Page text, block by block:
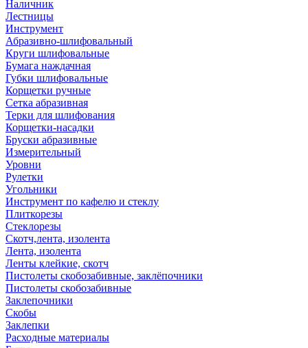
Наличник
Лестницы
Инструмент
Абразивно-шлифовальный
Круги шлифовальные
Бумага наждачная
Губки шлифовальные
Корщетки ручные
Сетка абразивная
Терки для шлифования
Корщетки-насадки
Бруски абразивные
Измерительный
Уровни
Рулетки
Угольники
Инструмент по кафелю и стеклу
Плиткорезы
Стеклорезы
Скотч,лента, изолента
Лента, изолента
Ленты клейкие, скотч
Пистолеты скобозабивные, заклёпочники
Пистолеты скобозабивные
Заклепочники
Скобы
Заклепки
Расходные материалы